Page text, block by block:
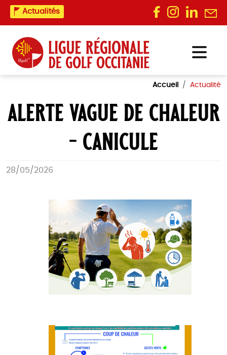
Actualités
Accueil Actualité
ALERTE VAGUE DE CHALEUR
– CANICULE
28/05/2026